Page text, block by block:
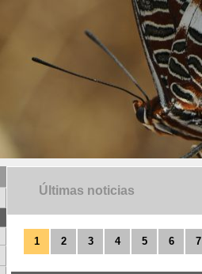
Últimas noticias
1 2 3 4 5 6 7